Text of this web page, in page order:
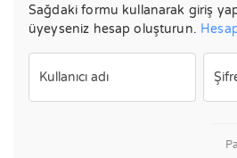
Sağdaki formu kullanarak giriş
üyeyseniz hesap oluşturun.
Kullanıcı adı